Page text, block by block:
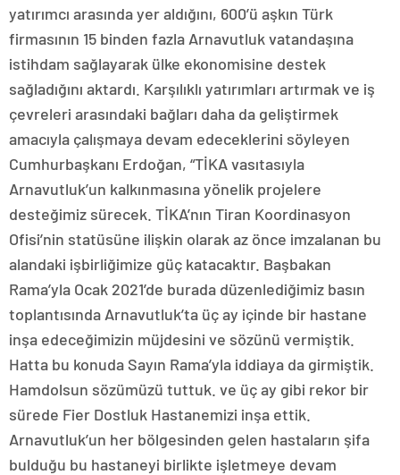
yatırımcı arasında yer aldığını, 600’ü aşkın Türk
firmasının 15 binden fazla Arnavutluk vatandaşına
istihdam sağlayarak ülke ekonomisine destek
sağladığını aktardı. Karşılıklı yatırımları artırmak ve iş
çevreleri arasındaki bağları daha da geliştirmek
amacıyla çalışmaya devam edeceklerini söyleyen
Cumhurbaşkanı Erdoğan, “TİKA vasıtasıyla
Arnavutluk’un kalkınmasına yönelik projelere
desteğimiz sürecek. TİKA’nın Tiran Koordinasyon
Ofisi’nin statüsüne ilişkin olarak az önce imzalanan bu
alandaki işbirliğimize güç katacaktır. Başbakan
Rama’yla Ocak 2021’de burada düzenlediğimiz basın
toplantısında Arnavutluk’ta üç ay içinde bir hastane
inşa edeceğimizin müjdesini ve sözünü vermiştik.
Hatta bu konuda Sayın Rama’yla iddiaya da girmiştik.
Hamdolsun sözümüzü tuttuk. ve üç ay gibi rekor bir
sürede Fier Dostluk Hastanemizi inşa ettik.
Arnavutluk’un her bölgesinden gelen hastaların şifa
bulduğu bu hastaneyi birlikte işletmeye devam